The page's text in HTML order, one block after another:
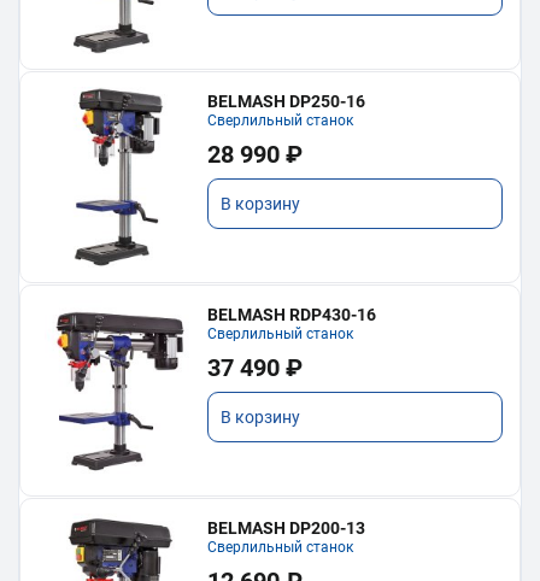
BELMASH DP250-16
Сверлильный станок
28 990 ₽
В корзину
BELMASH RDP430-16
Сверлильный станок
37 490 ₽
В корзину
BELMASH DP200-13
Сверлильный станок